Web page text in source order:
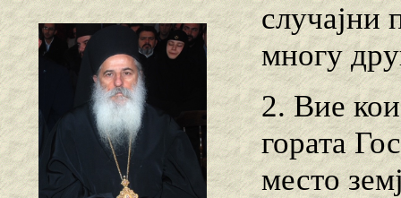
многу
2. Вие
гората
место